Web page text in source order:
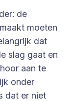
de
moeten
dat
slag gaat en
aan te
onder
dat er niet